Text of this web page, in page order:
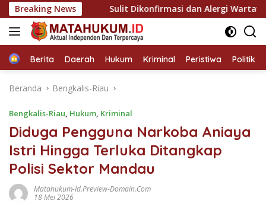
Langsung
ke
konten
Breaking News
Sulit Dikonfirmasi dan Alergi Wartawan, Sikap
HomeBerita Daerah Hukum Kriminal Peristiwa Politik
Beranda Bengkalis-Riau
Bengkalis-Riau, Hukum, Kriminal
Diduga Pengguna Narkoba Aniaya
Istri Hingga Terluka Ditangkap
Polisi Sektor Mandau
Matahukum-Id.preview-Domain.com
18 Mei 2026